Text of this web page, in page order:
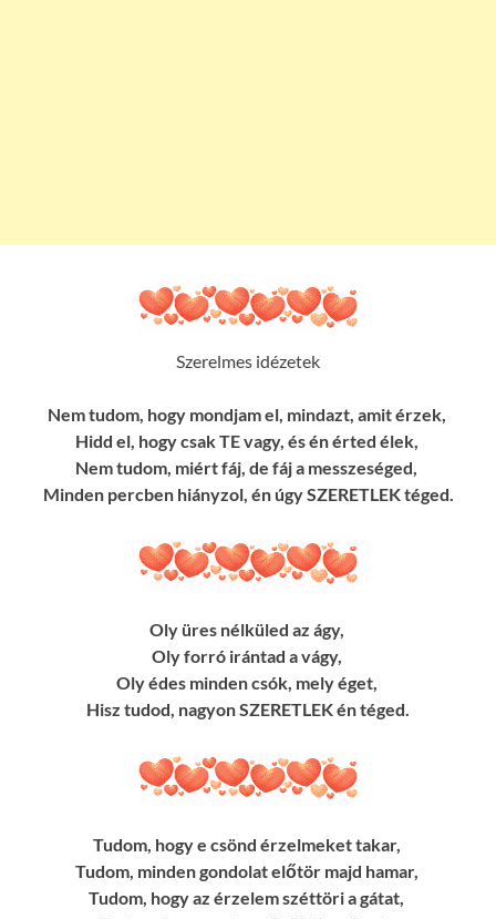
Szerelmes idézetek
Nem tudom, hogy mondjam el, mindazt, amit érzek,
Hidd el, hogy csak TE vagy, és én érted élek,
Nem tudom, miért fáj, de fáj a messzeséged,
Minden percben hiányzol, én úgy SZERETLEK téged.
Oly üres nélküled az ágy,
Oly forró irántad a vágy,
Oly édes minden csók, mely éget,
Hisz tudod, nagyon SZERETLEK én téged.
Tudom, hogy e csönd érzelmeket takar,
Tudom, minden gondolat előtör majd hamar,
Tudom, hogy az érzelem széttöri a gátat,